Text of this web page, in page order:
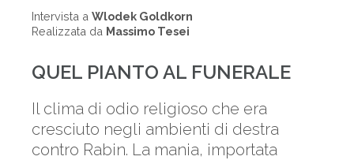
Intervista a Wlodek Goldkorn
Realizzata da Massimo Tesei
QUEL PIANTO AL FUNERALE
Il clima di odio religioso che era
cresciuto negli ambienti di destra
contro Rabin. La mania, importata